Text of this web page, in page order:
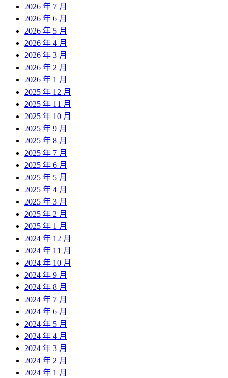
2026 年 7 月
2026 年 6 月
2026 年 5 月
2026 年 4 月
2026 年 3 月
2026 年 2 月
2026 年 1 月
2025 年 12 月
2025 年 11 月
2025 年 10 月
2025 年 9 月
2025 年 8 月
2025 年 7 月
2025 年 6 月
2025 年 5 月
2025 年 4 月
2025 年 3 月
2025 年 2 月
2025 年 1 月
2024 年 12 月
2024 年 11 月
2024 年 10 月
2024 年 9 月
2024 年 8 月
2024 年 7 月
2024 年 6 月
2024 年 5 月
2024 年 4 月
2024 年 3 月
2024 年 2 月
2024 年 1 月